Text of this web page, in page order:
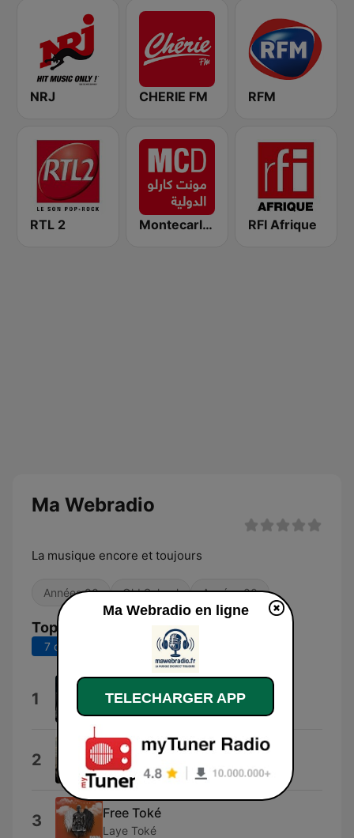
NRJ CHERIE FM RFM
RTL 2 Montecarlo al doualiya (مونت كارلو الدولية) RFI Afrique
Ma Webradio
La musique encore et toujours
Années 80 Old School Années 00
Top titres
7 derniers jours 30 derniers jours
1 V.I.P
2 On s'oubliera
Lioudmila
3 Free Toké
Laye Toké
Ma Webradio en ligne
TELECHARGER APP